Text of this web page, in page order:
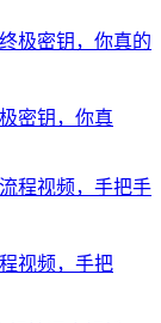
密钥，你真
视频，手把